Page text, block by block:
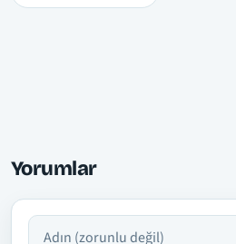
Yorumlar
Adın
Yorumun